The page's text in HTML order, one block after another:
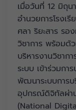
เมื่อวันที่ 12 มิถุ
อำนวยการโรงเ
ศลา ริยะสาร รอ
วิชาการ พร้อมด้
บริหารงานวิชาก
ระบบ เข้าร่วมกา
พัฒนาระบบการบ
อุปกรณ์ดิจิทัลผ่า
(National